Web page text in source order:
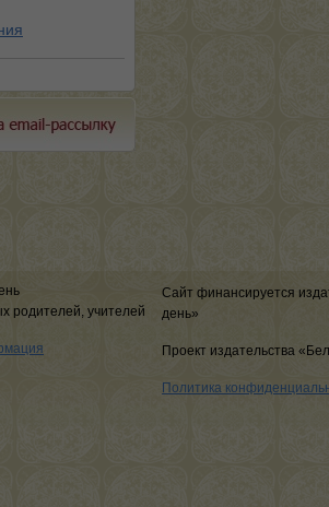
родителей, учителей
Сайт финансируется
день»
Проект издательства
Политика